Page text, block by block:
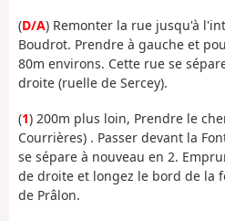
(D/A) Remonter la rue jusqu'à
Boudrot. Prendre à gauche et
80m environs. Cette rue se
droite (ruelle de Sercey).
(1) 200m plus loin, Prendre le
Courrières) . Passer devant la
se sépare à nouveau en 2.
de droite et longez le bord de la
de Prâlon.